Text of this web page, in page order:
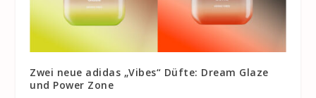
Zwei neue adidas „Vibes“ Düfte: Dream Glaze
und Power Zone